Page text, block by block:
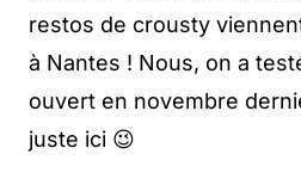
restos de crousty
à Nantes ! Nous, on a
ouvert en novembre
juste ici 😉